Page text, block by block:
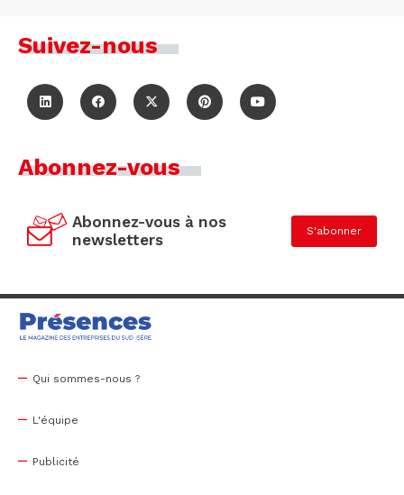
Suivez-nous
Abonnez-vous
Abonnez-vous à nos
newsletters
S'abonner
Qui sommes-nous ?
L'équipe
Publicité